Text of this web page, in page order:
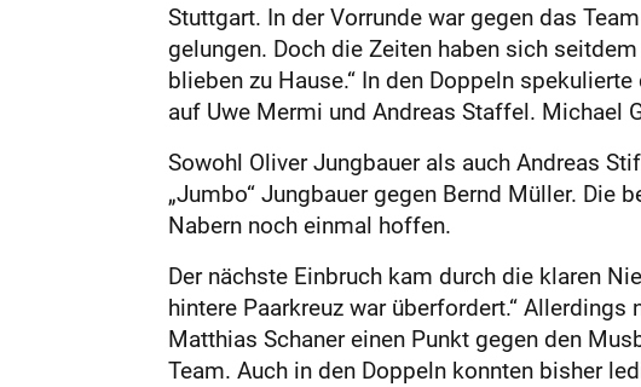
Stuttgart. In der Vorrunde war gegen das
gelungen. Doch die Zeiten haben sich
blieben zu Hause.“ In den Doppeln
auf Uwe Mermi und Andreas Staffel. Michael
Sowohl Oliver Jungbauer als auch Andreas
„Jumbo“ Jungbauer gegen Bernd Müller. Die
Nabern noch einmal hoffen.
Der nächste Einbruch kam durch die klaren
hintere Paarkreuz war überfordert.“
Matthias Schaner einen Punkt gegen den
Team. Auch in den Doppeln konnten bisher